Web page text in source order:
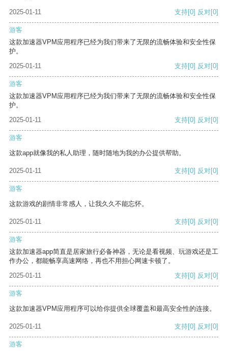
2025-01-11 支持[0] 反对[0]
游客
这款加速器VPM应用程序已经为我们带来了无限的流畅体验和安全性保
护。
2025-01-11
支持[0] 反对[0]
游客
这款加速器VPM应用程序已经为我们带来了无限的流畅体验和安全性保
护。
2025-01-11
支持[0] 反对[0]
游客
这款app就像我的私人助理，随时随地为我的办公提供帮助。
2025-01-11 支持[0] 反对[0]
游客
这款游戏的剧情非常感人，让我久久不能忘怀。
2025-01-11 支持[0] 反对[0]
游客
这款加速器app简直是居家旅行必备神器，无论是看视频、玩游戏还是工
作办公，都能畅享高速网络，再也不用担心网速卡顿了。
2025-01-11
支持[0] 反对[0]
游客
这款加速器VPM应用程序可以给你提供全球覆盖和最高安全性的连接。
2025-01-11 支持[0] 反对[0]
游客